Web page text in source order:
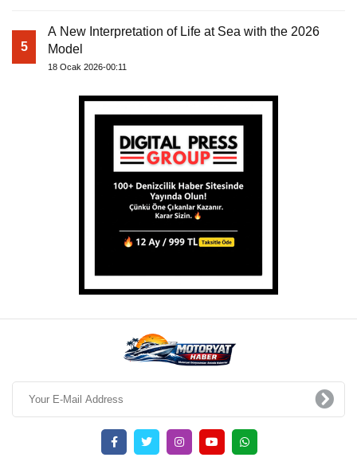
5
A New Interpretation of Life at Sea with the 2026
Model
18 Ocak 2026-00:11